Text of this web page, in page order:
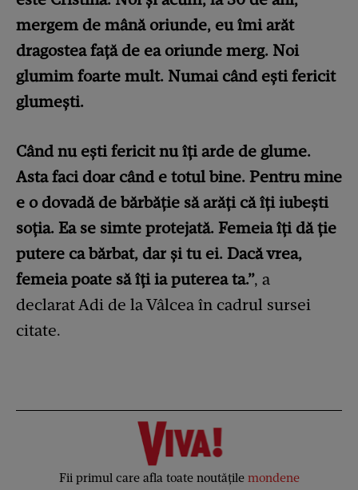
mergem de mână oriunde, eu îmi arăt
dragostea față de ea oriunde merg. Noi
glumim foarte mult. Numai când ești fericit
glumești.
Când nu ești fericit nu îți arde de glume.
Asta faci doar când e totul bine. Pentru mine
e o dovadă de bărbăție să arăți că îți iubești
soția. Ea se simte protejată. Femeia îți dă ție
putere ca bărbat, dar și tu ei. Dacă vrea,
femeia poate să îți ia puterea ta.”, a
declarat Adi de la Vâlcea în cadrul sursei
citate.
Fii primul care afla toate noutățile mondene